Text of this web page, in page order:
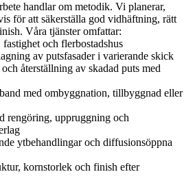
handlar om metodik. Vi planerar,
för att säkerställa god vidhäftning, rätt
Våra tjänster omfattar:
och flerbostadshus
av putsfasader i varierande skick
återställning av skadad puts med
med ombyggnation, tillbyggnad eller
rengöring, uppruggning och
ytbehandlingar och diffusionsöppna
kornstorlek och finish efter